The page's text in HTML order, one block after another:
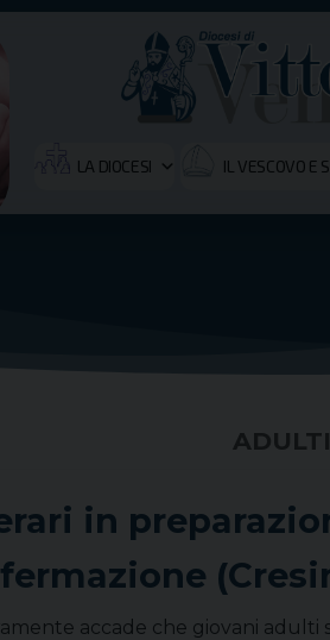
LA DIOCESI IL VESCOVO E
ADULTI
in
accade che giovani